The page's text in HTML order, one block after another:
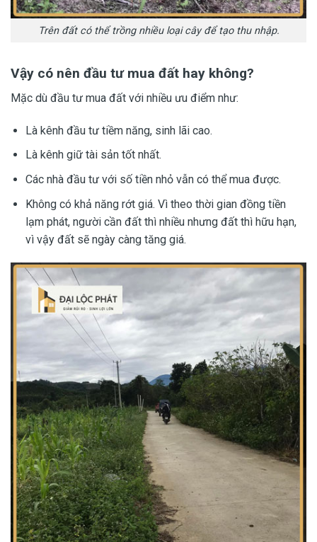
Trên đất có thể trồng nhiều loại cây để tạo thu nhập.
Vậy có nên đầu tư mua đất hay không?
Mặc dù đầu tư mua đất với nhiều ưu điểm như:
Là kênh đầu tư tiềm năng, sinh lãi cao.
Là kênh giữ tài sản tốt nhất.
Các nhà đầu tư với số tiền nhỏ vẫn có thể mua được.
Không có khả năng rớt giá. Vì theo thời gian đồng tiền
lạm phát, người cần đất thì nhiều nhưng đất thì hữu hạn,
vì vậy đất sẽ ngày càng tăng giá.